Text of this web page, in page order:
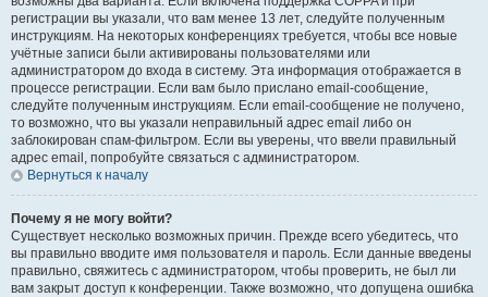
регистрации вы указали, что вам менее 13 лет, следуйте полученным
инструкциям. На некоторых конференциях требуется, чтобы все новые
учётные записи были активированы пользователями или
администратором до входа в систему. Эта информация отображается в
процессе регистрации. Если вам было прислано email-сообщение,
следуйте полученным инструкциям. Если email-сообщение не получено,
то возможно, что вы указали неправильный адрес email либо он
заблокирован спам-фильтром. Если вы уверены, что ввели правильный
адрес email, попробуйте связаться с администратором.
Вернуться к началу
Почему я не могу войти?
Существует несколько возможных причин. Прежде всего убедитесь, что
вы правильно вводите имя пользователя и пароль. Если данные введены
правильно, свяжитесь с администратором, чтобы проверить, не был ли
вам закрыт доступ к конференции. Также возможно, что допущена ошибка